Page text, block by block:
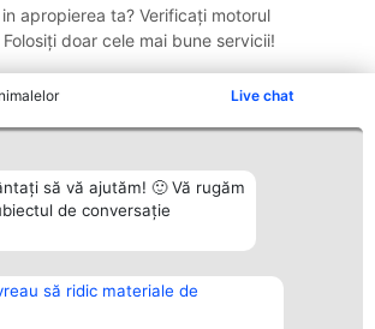
Live chat
să vă ajutăm! 🙂 Vă rugăm
de conversație
să ridic materiale de
apropierea ta? Verificați motorul
doar cele mai bune servicii!
Plebiscyt Contact